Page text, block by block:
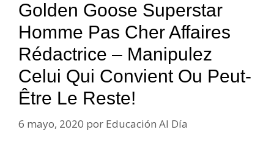
Golden Goose Superstar
Homme Pas Cher Affaires
Rédactrice – Manipulez
Celui Qui Convient Ou Peut-
Être Le Reste!
6 mayo, 2020 por Educación Al Día